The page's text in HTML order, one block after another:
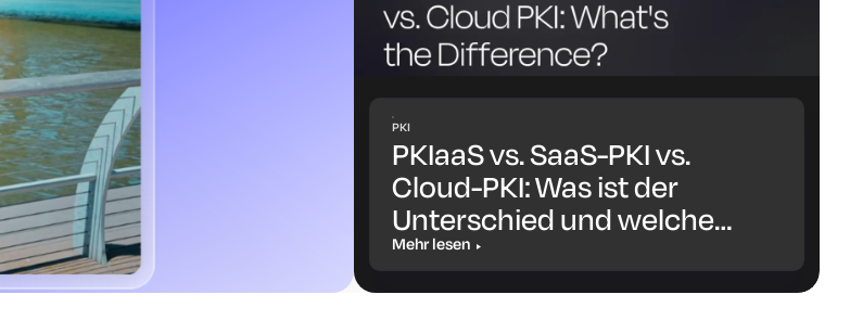
PKI
PKIaaS vs. SaaS-PKI vs.
Cloud-PKI: Was ist der
Unterschied und welche
Lösung ist die richtige für
Sie?
Mehr lesen